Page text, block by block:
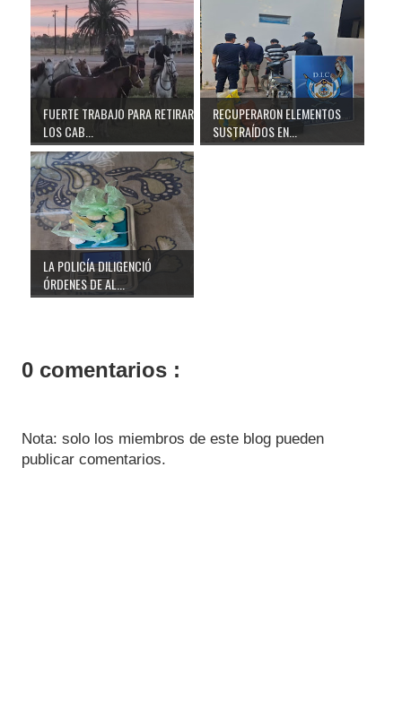
FUERTE TRABAJO PARA RETIRAR
LOS CAB...
RECUPERARON ELEMENTOS
SUSTRAÍDOS EN...
LA POLICÍA DILIGENCIÓ
ÓRDENES DE AL...
0 comentarios :
Nota: solo los miembros de este blog pueden
publicar comentarios.